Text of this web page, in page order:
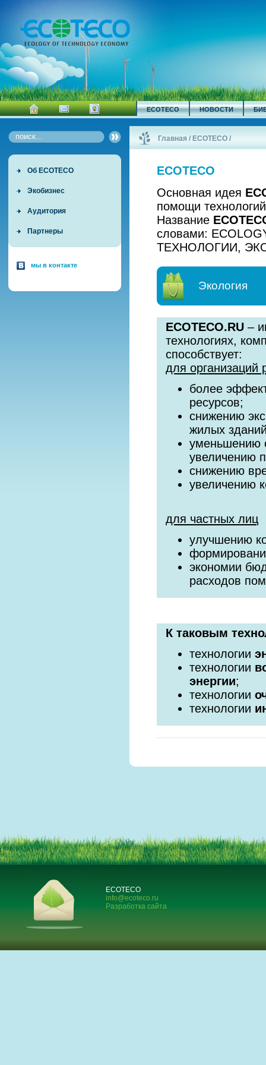
ECOTECO НОВОСТИ
Об ECOTECO
Экобизнес
Аудитория
Партнеры
мы в контакте
Главная / ECOTECO /
ECOTECO
Основная идея
помощи
Название
словами:
ТЕХНОЛОГИИ,
Экология
ECOTECO.RU –
технологиях,
способствует:
для организаций
более
ресурсов;
снижению
жилых
уменьшению
увеличению
снижению
увеличению
для частных лиц
улучшению
экономии
расходов
К таковым
технологии
технологии
энергии;
технологии
технологии
ECOTECO
info@ecoteco.ru
Разработка сайта